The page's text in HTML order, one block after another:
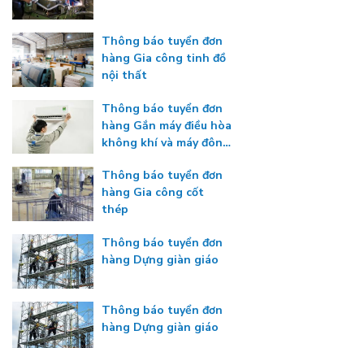
Thông báo tuyển đơn
hàng Gia công tinh đồ
nội thất
Thông báo tuyển đơn
hàng Gắn máy điều hòa
không khí và máy đông
Thông báo tuyển đơn
hàng Gia công cốt
thép
Thông báo tuyển đơn
hàng Dựng giàn giáo
Thông báo tuyển đơn
hàng Dựng giàn giáo